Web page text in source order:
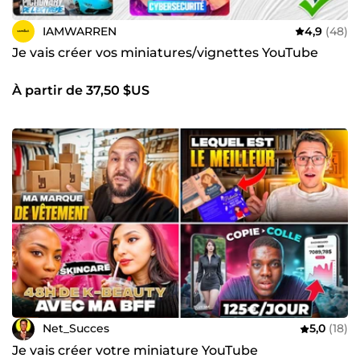
IAMWARREN 4,9 (48)
Je vais créer vos miniatures/vignettes YouTube
À partir de 37,50 $US
Net_Succes 5,0 (18)
Je vais créer votre miniature YouTube